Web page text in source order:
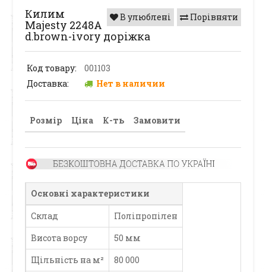
Порівняти
В улюблені
Килим
Majesty 2248A
d.brown-ivory доріжка
Код товару:
001103
Доставка:
Нет в наличии
Розмір Ціна К-ть Замовити
Основні характеристики
Склад
Поліпропілен
Висота ворсу
50 мм
Щільність на м²
80 000